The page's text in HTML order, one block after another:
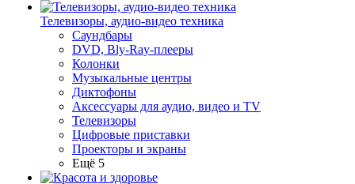
Телевизоры, аудио-видео техника
Саундбары
DVD, Bly-Ray-плееры
Колонки
Музыкальные центры
Диктофоны
Аксессуары для аудио, видео и TV
Телевизоры
Цифровые приставки
Проекторы и экраны
Ещё 5